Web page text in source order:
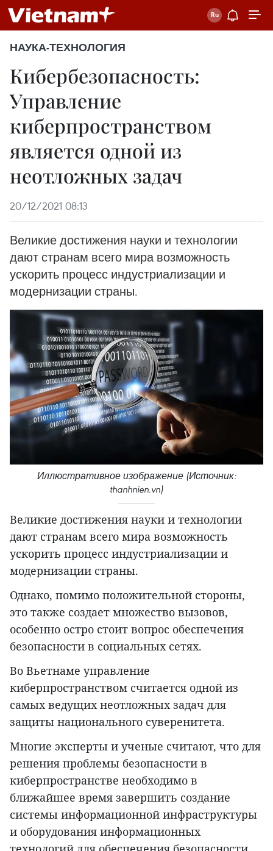
НАУКА-ТЕХНОЛОГИЯ
Кибербезопасность:
Управление
киберпространством
является одной из
неотложных задач
20/12/2021 08:13
Великие достижения науки и технологии
дают странам всего мира возможность
ускорить процесс индустриализации и
модернизации страны.
Иллюстративное изображение (Источник:
thanhnien.vn)
Великие достижения науки и технологии
дают странам всего мира возможность
ускорить процесс индустриализации и
модернизации страны.
Однако, помимо положительной стороны,
это также создает множество вызовов,
особенно остро стоит вопрос обеспечения
безопасности в социальных сетях.
Во Вьетнаме управление
киберпространством считается одной из
самых ведущих неотложных задач для
защиты национального суверенитета.
Многие эксперты и ученые считают, что для
решения проблемы безопасности в
киберпространстве необходимо в
ближайшее время завершить создание
системы информационной инфраструктуры
и оборудования информационных